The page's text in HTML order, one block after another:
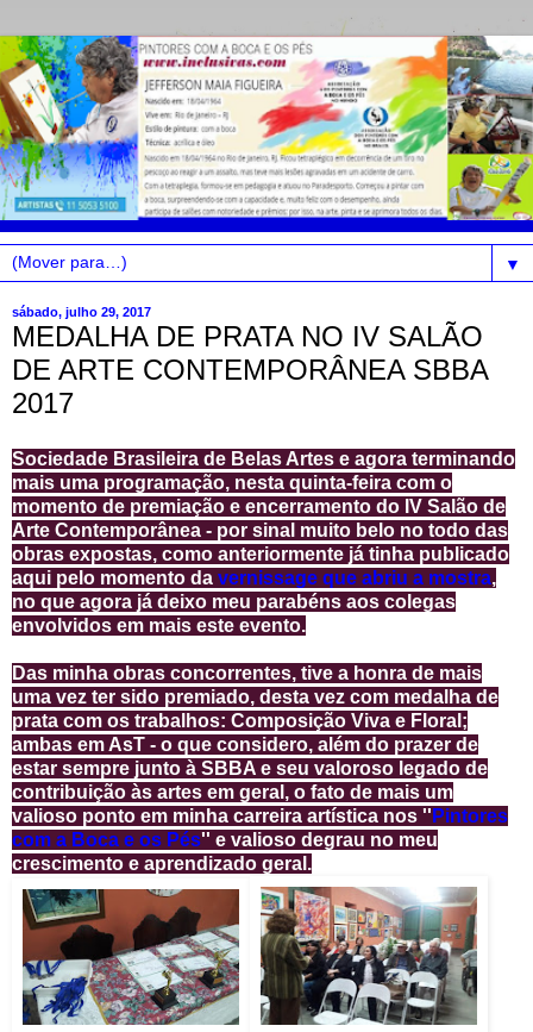
▼
sábado, julho 29, 2017
MEDALHA DE PRATA NO IV SALÃO
DE ARTE CONTEMPORÂNEA SBBA
2017
Sociedade Brasileira de Belas Artes e agora terminando
mais uma programação, nesta quinta-feira com o
momento de premiação e encerramento do IV Salão de
Arte Contemporânea - por sinal muito belo no todo das
obras expostas, como anteriormente já tinha publicado
aqui pelo momento da vernissage que abriu a mostra,
no que agora já deixo meu parabéns aos colegas
envolvidos em mais este evento.
Das minha obras concorrentes, tive a honra de mais
uma vez ter sido premiado, desta vez com medalha de
prata com os trabalhos: Composição Viva e Floral;
ambas em AsT - o que considero, além do prazer de
estar sempre junto à SBBA e seu valoroso legado de
contribuição às artes em geral, o fato de mais um
valioso ponto em minha carreira artística nos '' Pintores
com a Boca e os Pés'' e valioso degrau no meu
crescimento e aprendizado geral.